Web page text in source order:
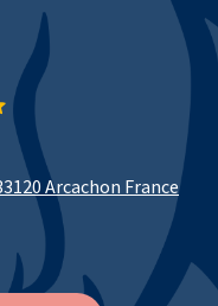
Arcachon France